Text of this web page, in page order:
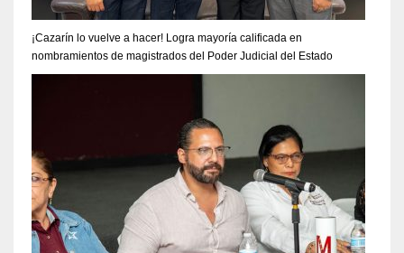
¡Cazarín lo vuelve a hacer! Logra mayoría calificada en
nombramientos de magistrados del Poder Judicial del Estado